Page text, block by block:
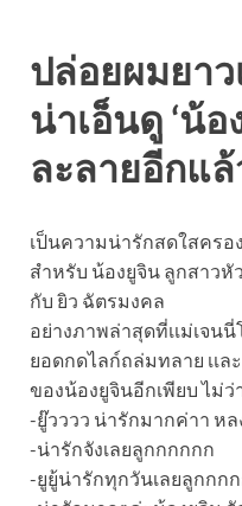
ปล่อยผมยาว
น่าเอ็นดู ‘น้
ละลายอีกแล้
เป็นความน่ารักสดใสครอ
สำหรับ น้องยูจิน ลูกสาวหั
กับ ยิว ฉัตรมงคล
อย่างภาพล่าสุดที่เเม่เจน
ยอดกดไลก์ถล่มทลาย เเ
ของน้องยูจินอีกเพียบ ไม่ว่
-ยู๊วววว น่ารักมากค่าา ห
-น่ารักจังเลยลูกกกกกก
-ยูยู้น่ารักทุกวันเลยลูกกก